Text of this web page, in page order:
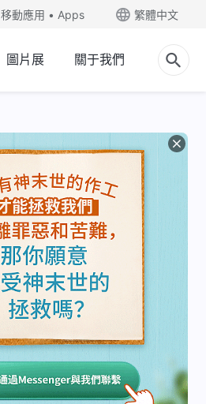
移動應用 • Apps 繁體中文
圖片展 關于我們